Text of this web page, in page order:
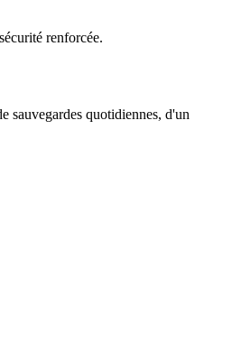
renforcée.
sauvegardes quotidiennes, d'un